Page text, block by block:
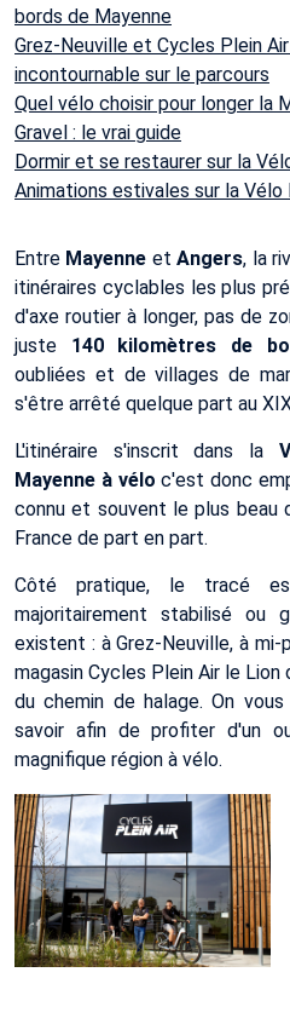
bords de Mayenne
Grez-Neuville et Cycles Plein
incontournable sur le parcours
Quel vélo choisir pour longer la
Gravel : le vrai guide
Dormir et se restaurer sur la
Animations estivales sur la
Entre Mayenne etAngers, la
itinéraires cyclables les plus
d'axe routier à longer, pas de
juste 140 kilomètres de
oubliées et de villages de
s'être arrêté quelque part au
L'itinéraire s'inscrit dans la
Mayenne à vélo c'est donc
connu et souvent le plus beau
France de part en part.
Côté pratique, le tracé
majoritairement stabilisé ou
existent : à Grez-Neuville, à
magasin Cycles Plein Air le
du chemin de halage. On
savoir afin de profiter d'un
magnifique région à vélo.